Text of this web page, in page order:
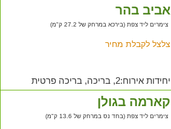
אביב בהר
צימרים ליד צפת (בירכא במרחק של 27.2 ק"מ)
צלצל לקבלת מחיר
יחידות אירוח:2, בריכה, בריכה פרטית
קארמה בגולן
צימרים ליד צפת (בחד נס במרחק של 13.6 ק"מ)